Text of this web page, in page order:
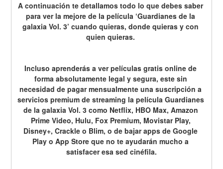
A continuación te detallamos todo lo que debes saber
para ver la mejore de la película ‘Guardianes de la
galaxia Vol. 3’ cuando quieras, donde quieras y con
quien quieras.
Incluso aprenderás a ver películas gratis online de
forma absolutamente legal y segura, este sin
necesidad de pagar mensualmente una suscripción a
servicios premium de streaming la película Guardianes
de la galaxia Vol. 3 como Netflix, HBO Max, Amazon
Prime Video, Hulu, Fox Premium, Movistar Play,
Disney+, Crackle o Blim, o de bajar apps de Google
Play o App Store que no te ayudarán mucho a
satisfacer esa sed cinéfila.